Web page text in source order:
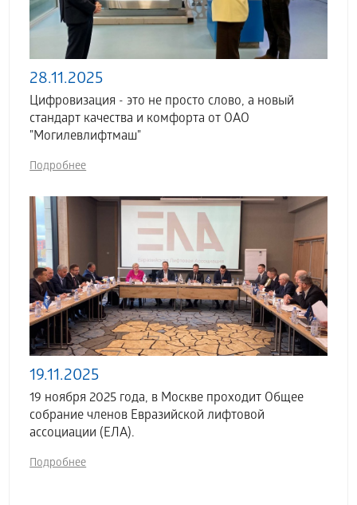
28.11.2025
Цифровизация - это не просто слово, а новый
стандарт качества и комфорта от ОАО
"Могилевлифтмаш"
Подробнее
19.11.2025
19 ноября 2025 года, в Москве проходит Общее
собрание членов Евразийской лифтовой
ассоциации (ЕЛА).
Подробнее